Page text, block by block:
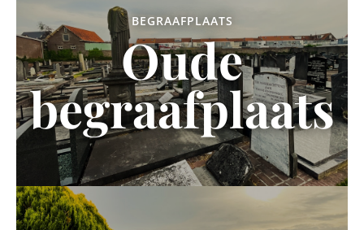
BEGRAAFPLAATS
Oude
begraafplaats